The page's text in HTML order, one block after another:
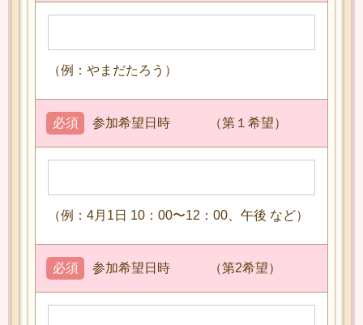
（例：やまだたろう）
参加希望日時 （第１希望）
必須
（例：4月1日 10：00〜12：00、午後 など）
参加希望日時 （第2希望）
必須